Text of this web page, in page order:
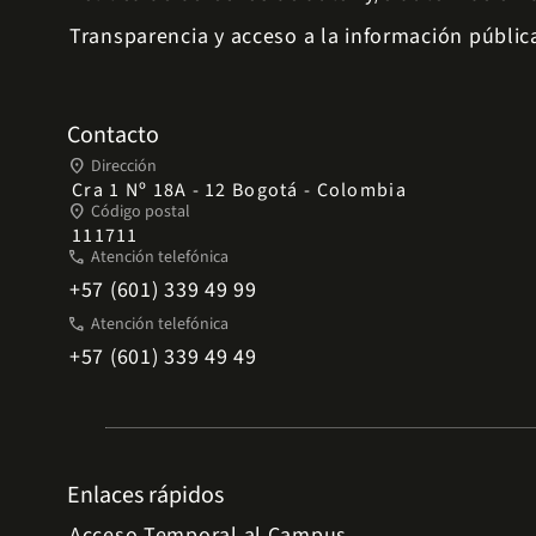
Transparencia y acceso a la información
Contacto
place Dirección
Cra 1 Nº 18A - 12 Bogotá - Colombia
place Código postal
111711
phone Atención telefónica
+57 (601) 339 49 99
phone Atención telefónica
+57 (601) 339 49 49
Enlaces rápidos